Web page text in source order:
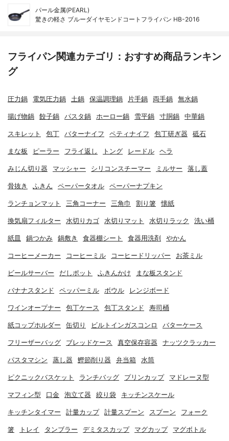
パール金属(PEARL)
驚きの軽さ ブルーダイヤモンドコートフライパン HB-2016
フライパン関連カテゴリ：おすすめ商品ランキン
グ
圧力鍋 電気圧力鍋 土鍋 保温調理鍋 片手鍋 両手鍋 無水鍋
揚げ物鍋 餃子鍋 パスタ鍋 ホーロー鍋 雪平鍋 寸胴鍋 中華鍋
スキレット 包丁 バターナイフ ペティナイフ 包丁研ぎ器 砥石
まな板 ピーラー フライ返し トング レードル ヘラ
みじん切り器 マッシャー シリコンスチーマー ミルサー 落し蓋
骨抜き ふきん ペーパータオル ペーパーナプキン
ランチョンマット 三角コーナー 三角巾 割り箸 懐紙
換気扇フィルター 水切りカゴ 水切りマット 水切りラック 洗い桶
紙皿 鍋つかみ 鍋敷き 食器棚シート 食器用洗剤 やかん
コーヒーメーカー コーヒーミル コーヒードリッパー お茶ミル
ビールサーバー だしポット ふきんかけ まな板スタンド
バナナスタンド ペッパーミル ボウル レンジボード
ワインオープナー 包丁ケース 包丁スタンド 寿司桶
紙コップホルダー 缶切り ビルトインガスコンロ バターケース
フリーザーバッグ ブレッドケース 真空保存容器 ナッツクラッカー
パスタマシン 蒸し器 鰹節削り器 弁当箱 水筒
ピクニックバスケット ランチバッグ プリンカップ マドレーヌ型
マフィン型 口金 泡立て器 絞り袋 キッチンスケール
キッチンタイマー 計量カップ 計量スプーン スプーン フォーク
箸 トレイ タンブラー デミタスカップ マグカップ マグボトル